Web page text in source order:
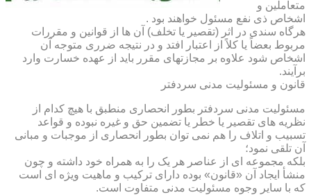
متعاملین و
اشخاص ذی نفع مسئول خواهند بود .
هرگاه سندی در اثر (تقصیر یا تخلف) آن ها از قوانین و مقررات
مربوط بعضاً یا کلاً از اعتبار افتد و در نتیجه ضرری متوجه آن
اشخاص شود علاوه بر مجازتهای مقرر باید از عهده خسارت وارد
برآیند.
قانون و مسئولیت مدنی سردفتر
مسئولیت مدنی سردفتر بطور انحصاری منطبق با هیچ کدام از
نظریه های تقصیر یا خطر یا تضمین حق و غیره نبوده و قواعد
تسبیب و اتلاف را هم نمی توان بطور انحصاری از موجبات و مبانی
آن تلقی نمود؛
بلکه مجموعه ای از عناصر هر یک را به همراه خود داشته و چون
منشأ ایجاد آن «قانون» بوده دارای ترکیب و ماهیت ویژه ای است
که با سایر وجوه مسئولیت مدنی متفاوت است.